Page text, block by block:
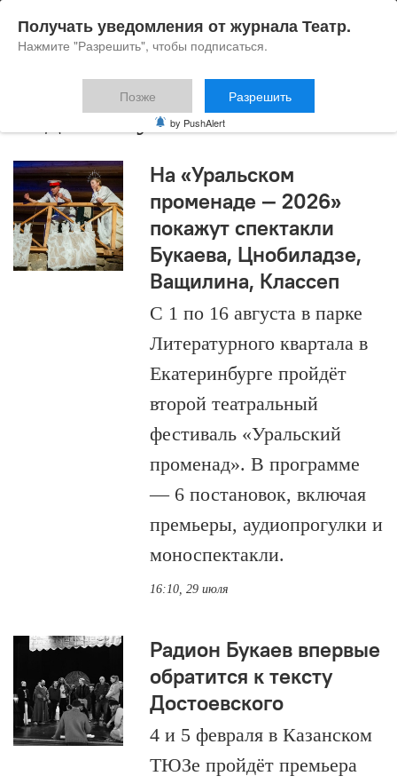
Радион Букаев
На «Уральском
променаде — 2026»
покажут спектакли
Букаева, Цнобиладзе,
Ващилина, Классеп
С 1 по 16 августа в парке
Литературного квартала в
Екатеринбурге пройдёт
второй театральный
фестиваль «Уральский
променад». В программе
— 6 постановок, включая
премьеры, аудиопрогулки и
моноспектакли.
16:10, 29 июля
Радион Букаев впервые
обратится к тексту
Достоевского
4 и 5 февраля в Казанском
ТЮЗе пройдёт премьера
Получать уведомления от журнала Театр.
Нажмите "Разрешить", чтобы подписаться.
Позже Разрешить
by PushAlert